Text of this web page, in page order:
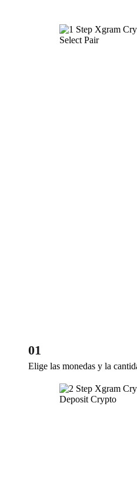
01
Elige las monedas y la